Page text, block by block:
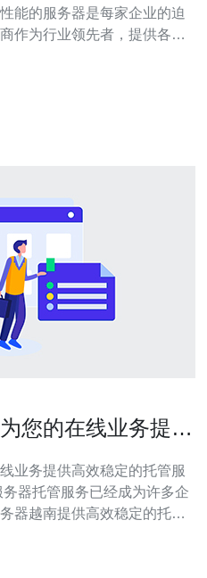
能的服务器是每家企业的迫
作为行业领先者，提供各种
器，还提供全面的服务支
您的在线业务提供
业务提供高效稳定的托管服
器越南提供高效稳定的托管
质的网络基础设施，确保您